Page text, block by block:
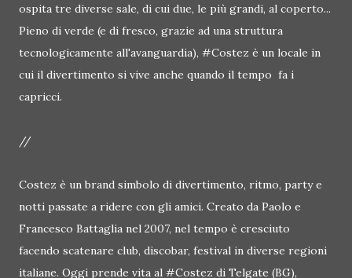
ospita tre diverse sale, di cui due, le più grandi, al coperto...
Pieno di verde (e di fresco, grazie ad una struttura
tecnologicamente all'avanguardia), #Costez è un locale in
cui il divertimento si vive anche quando il tempo fa i
capricci.
//
Costez è un brand simbolo di divertimento, ritmo, party e
notti passate a ridere con gli amici. Creato da Paolo e
Francesco Battaglia nel 2007, nel tempo è cresciuto
facendo scatenare club, discobar, festival in diverse regioni
italiane. Oggi prende vita al #Costez di Telgate (BG),